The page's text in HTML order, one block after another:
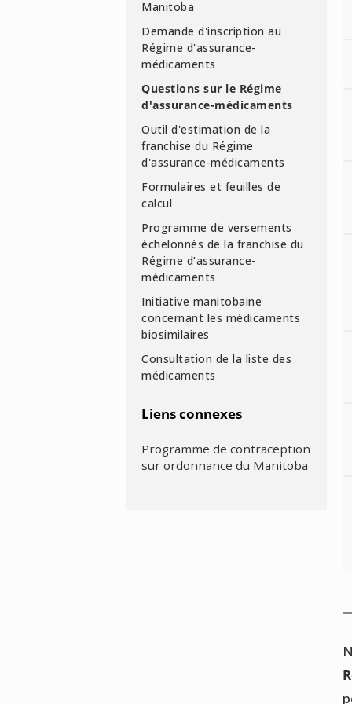
Manitoba
Demande d'inscription au
Régime d'assurance-
médicaments
Questions sur le Régime
d'assurance-médicaments
Outil d'estimation de la
franchise du Régime
d'assurance-médicaments
Formulaires et feuilles de
calcul
Programme de versements
échelonnés de la franchise du
Régime d’assurance-
médicaments
Initiative manitobaine
concernant les médicaments
biosimilaires
Consultation de la liste des
médicaments
Liens connexes
Programme de contraception
sur ordonnance du Manitoba